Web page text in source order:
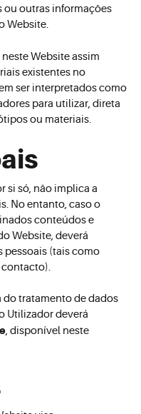
ou outras informações
Website.
Website assim
existentes no
ser interpretados como
para utilizar, direta
ou materiais.
si só, não implica a
No entanto, caso o
conteúdos e
Website, deverá
(tais como
contacto).
do tratamento de dados
Utilizador deverá
, disponível neste